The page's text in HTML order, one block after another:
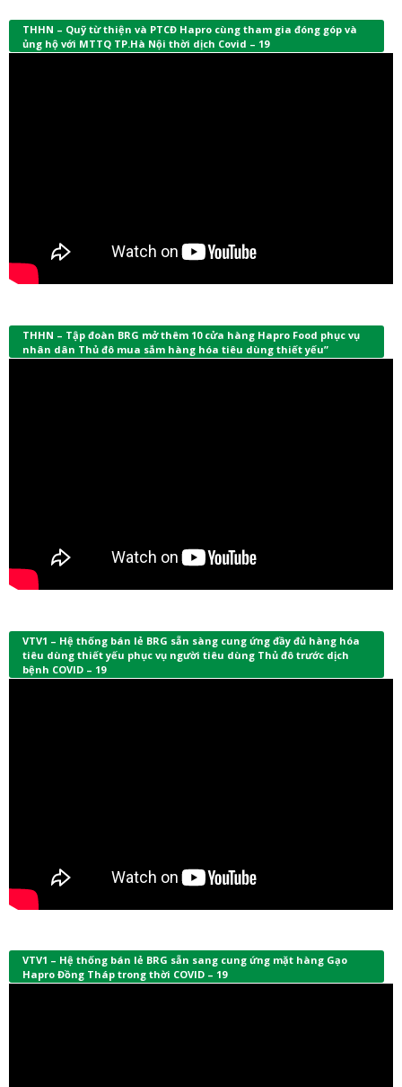
THHN – Quỹ từ thiện và PTCĐ Hapro cùng tham gia đóng góp và
ủng hộ với MTTQ TP.Hà Nội thời dịch Covid – 19
THHN – Tập đoàn BRG mở thêm 10 cửa hàng Hapro Food phục vụ
nhân dân Thủ đô mua sắm hàng hóa tiêu dùng thiết yếu”
VTV1 – Hệ thống bán lẻ BRG sẵn sàng cung ứng đầy đủ hàng hóa
tiêu dùng thiết yếu phục vụ người tiêu dùng Thủ đô trước dịch
bệnh COVID – 19
VTV1 – Hệ thống bán lẻ BRG sẵn sang cung ứng mặt hàng Gạo
Hapro Đồng Tháp trong thời COVID – 19